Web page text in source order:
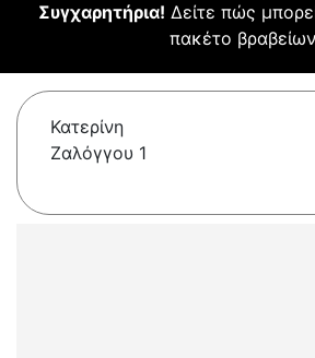
Συγχαρητήρια! Δείτε πώς
πακέτο
Κατερίνη
Ζαλόγγου 1